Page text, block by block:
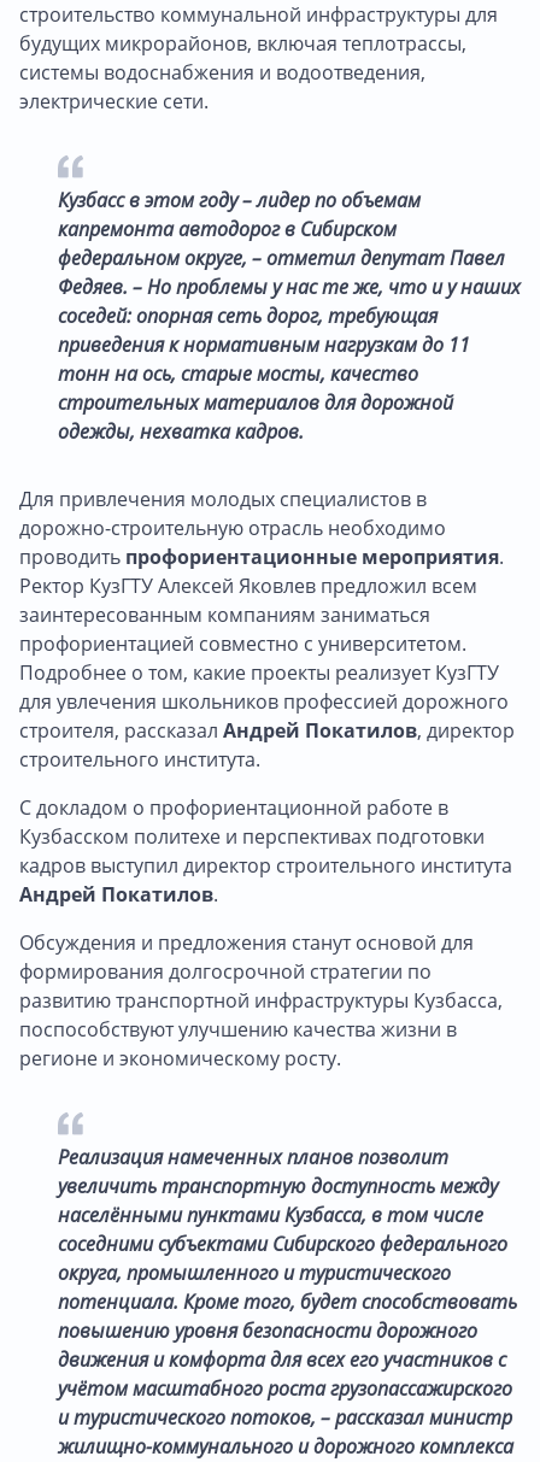
строительство коммунальной инфраструктуры для
будущих микрорайонов, включая теплотрассы,
системы водоснабжения и водоотведения,
электрические сети.
Кузбасс в этом году – лидер по объемам
капремонта автодорог в Сибирском
федеральном округе, – отметил депутат Павел
Федяев. – Но проблемы у нас те же, что и у наших
соседей: опорная сеть дорог, требующая
приведения к нормативным нагрузкам до 11
тонн на ось, старые мосты, качество
строительных материалов для дорожной
одежды, нехватка кадров.
Для привлечения молодых специалистов в
дорожно-строительную отрасль необходимо
проводить профориентационные мероприятия.
Ректор КузГТУ Алексей Яковлев предложил всем
заинтересованным компаниям заниматься
профориентацией совместно с университетом.
Подробнее о том, какие проекты реализует КузГТУ
для увлечения школьников профессией дорожного
строителя, рассказал Андрей Покатилов, директор
строительного института.
С докладом о профориентационной работе в
Кузбасском политехе и перспективах подготовки
кадров выступил директор строительного института
Андрей Покатилов.
Обсуждения и предложения станут основой для
формирования долгосрочной стратегии по
развитию транспортной инфраструктуры Кузбасса,
поспособствуют улучшению качества жизни в
регионе и экономическому росту.
Реализация намеченных планов позволит
увеличить транспортную доступность между
населёнными пунктами Кузбасса, в том числе
соседними субъектами Сибирского федерального
округа, промышленного и туристического
потенциала. Кроме того, будет способствовать
повышению уровня безопасности дорожного
движения и комфорта для всех его участников с
учётом масштабного роста грузопассажирского
и туристического потоков, – рассказал министр
жилищно-коммунального и дорожного комплекса